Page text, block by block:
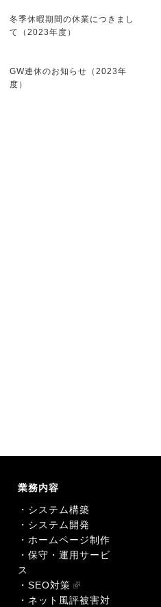
冬季休暇期間の休業につきまし
て（2023年度）
GW連休のお知らせ（2023年
度）
業務内容
・システム構築
・システム開発
・ホームページ制作
・保守・運用サービ
ス
・SEO対策
・ネット風評被害対